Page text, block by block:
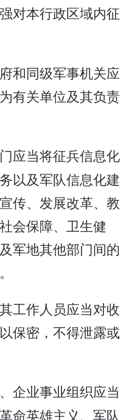
对本行政区域内征
和同级军事机关应
有关单位及其负责
应当将征兵信息化
以及军队信息化建
传、发展改革、教
会保障、卫生健
军地其他部门间的
工作人员应当对收
保密，不得泄露或
企业事业组织应当
命英雄主义、军队